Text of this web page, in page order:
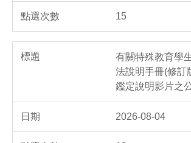
15
有關特殊教育學
法說明手冊(修訂
鑑定說明影片之
2026-08-04